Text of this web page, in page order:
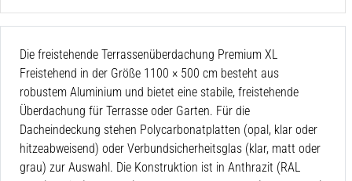
Die freistehende Terrassenüberdachung Premium XL
Freistehend in der Größe 1100 × 500 cm besteht aus
robustem Aluminium und bietet eine stabile, freistehende
Überdachung für Terrasse oder Garten. Für die
Dacheindeckung stehen Polycarbonatplatten (opal, klar oder
hitzeabweisend) oder Verbundsicherheitsglas (klar, matt oder
grau) zur Auswahl. Die Konstruktion ist in Anthrazit (RAL